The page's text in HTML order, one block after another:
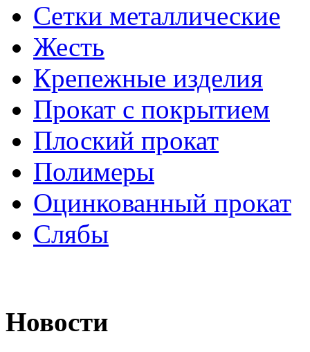
Сетки металлические
Жесть
Крепежные изделия
Прокат с покрытием
Плоский прокат
Полимеры
Оцинкованный прокат
Слябы
Новости